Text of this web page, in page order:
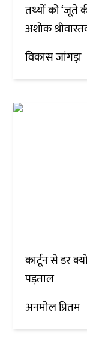
तथ्यों को ‘जूते
अशोक
विकास जांगड़ा
कार्टून से डर
पड़ताल
अनमोल प्रितम